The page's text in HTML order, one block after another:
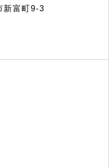
富町9-3